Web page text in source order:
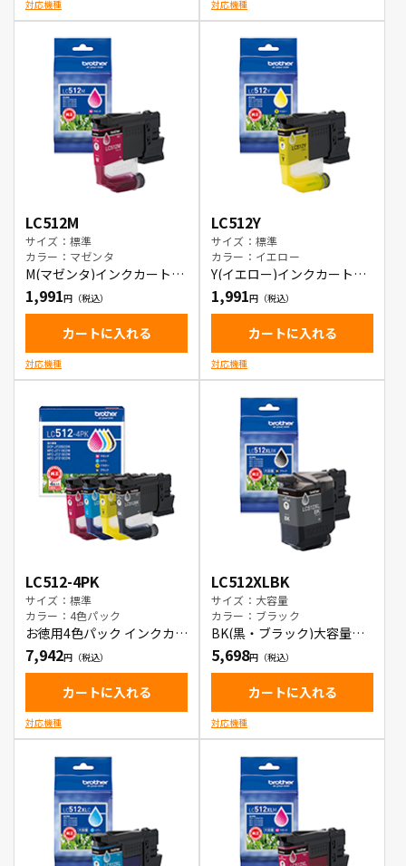
対応機種 対応機種
LC512M
サイズ：標準
カラー：マゼンタ
M(マゼンタ)インクカートリ
ッジ
1,991
カートに入れる
対応機種
LC512Y
サイズ：標準
カラー：イエロー
Y(イエロー)インクカートリ
ッジ
1,991
カートに入れる
対応機種
LC512-4PK
サイズ：標準
カラー：4色パック
お徳用4色パック インクカー
トリッジ
7,942
カートに入れる
対応機種
LC512XLBK
サイズ：大容量
カラー：ブラック
BK(黒・ブラック)大容量イ
ンクカートリッジ
5,698
カートに入れる
対応機種